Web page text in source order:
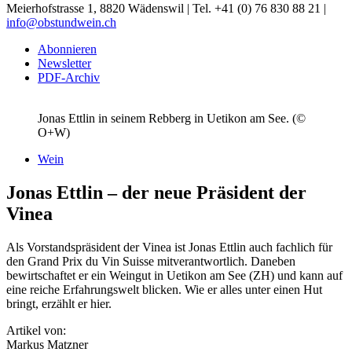
Meierhofstrasse 1, 8820 Wädenswil | Tel. +41 (0) 76 830 88 21 |
info@obstundwein.ch
Abonnieren
Newsletter
PDF-Archiv
Jonas Ettlin in seinem Rebberg in Uetikon am See. (©
O+W)
Wein
Jonas Ettlin – der neue Präsident der
Vinea
Als Vorstandspräsident der Vinea ist Jonas Ettlin auch fachlich für
den Grand Prix du Vin Suisse mitverantwortlich. Daneben
bewirtschaftet er ein Weingut in Uetikon am See (ZH) und kann auf
eine reiche Erfahrungswelt blicken. Wie er alles unter einen Hut
bringt, erzählt er hier.
Artikel von:
Markus Matzner